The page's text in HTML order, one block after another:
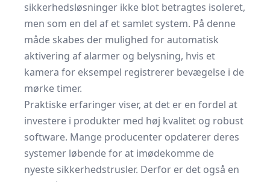
sikkerhedsløsninger ikke blot betragtes isoleret,
men som en del af et samlet system. På denne
måde skabes der mulighed for automatisk
aktivering af alarmer og belysning, hvis et
kamera for eksempel registrerer bevægelse i de
mørke timer.
Praktiske erfaringer viser, at det er en fordel at
investere i produkter med høj kvalitet og robust
software. Mange producenter opdaterer deres
systemer løbende for at imødekomme de
nyeste sikkerhedstrusler. Derfor er det også en